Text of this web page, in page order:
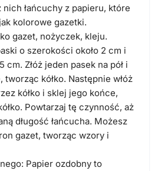
łańcuchy z papieru, które
kolorowe gazetki.
gazet, nożyczek, kleju.
o szerokości około 2 cm i
cm. Złóż jeden pasek na pół i
kółko. Następnie włóż
kółko i sklej jego końce,
Powtarzaj tę czynność, aż
długość łańcucha. Możesz
gazet, tworząc wzory i
Papier ozdobny to